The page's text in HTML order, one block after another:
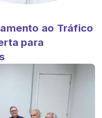
ao Tráfico
para